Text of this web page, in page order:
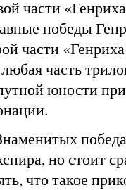
части
победы
части
часть
юности
но стоит
что такое